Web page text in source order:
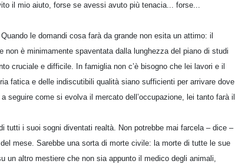
il mio aiuto, forse se avessi avuto più tenacia... forse...
le domandi cosa farà da grande non esita un attimo: il
è minimamente spaventata dalla lunghezza del piano di studi
cruciale e difficile. In famiglia non c’è bisogno che lei lavori e il
fatica e delle indiscutibili qualità siano sufficienti per arrivare dove
come si evolva il mercato dell’occupazione, lei tanto farà il
tutti i suoi sogni diventati realtà. Non potrebbe mai farcela – dice –
mese. Sarebbe una sorta di morte civile: la morte di tutte le sue
un altro mestiere che non sia appunto il medico degli animali,